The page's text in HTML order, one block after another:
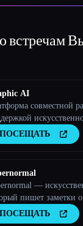
AI
совместной
команд
ПОСЕЩАТЬ
—
пишет заметки
ПОСЕЩАТЬ